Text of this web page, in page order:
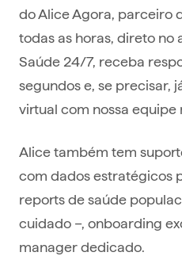
do Alice Agora, parceiro
todas as horas, direto no
Saúde 24/7, receba
segundos e, se precisar,
virtual com nossa equipe
Alice também tem
com dados estratégicos
reports de saúde
cuidado –, onboarding
manager dedicado.